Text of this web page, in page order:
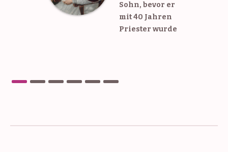
Sohn, bevor er
mit 40 Jahren
Priester wurde